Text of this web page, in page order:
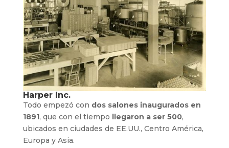
Harper Inc.
Todo empezó con dos salones inaugurados en
1891, que con el tiempo llegaron a ser 500,
ubicados en ciudades de EE.UU., Centro América,
Europa y Asia.